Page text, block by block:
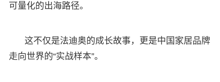
可量化的出海路径。
这不仅是法迪奥的成长故事，更是中国家居品牌
走向世界的“实战样本”。